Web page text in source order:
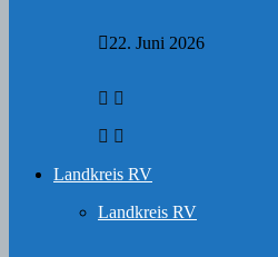
22. Juni 2026
Landkreis RV
Landkreis RV